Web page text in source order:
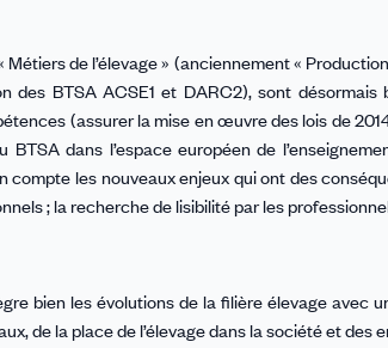
de l’élevage » (anciennement «
des BTSA ACSE1 et DARC2), sont
(assurer la mise en œuvre des lois de
dans l’espace européen de
les nouveaux enjeux qui ont des
; la recherche de lisibilité par les
bien les évolutions de la filière élevage avec
de la place de l’élevage dans la société et des